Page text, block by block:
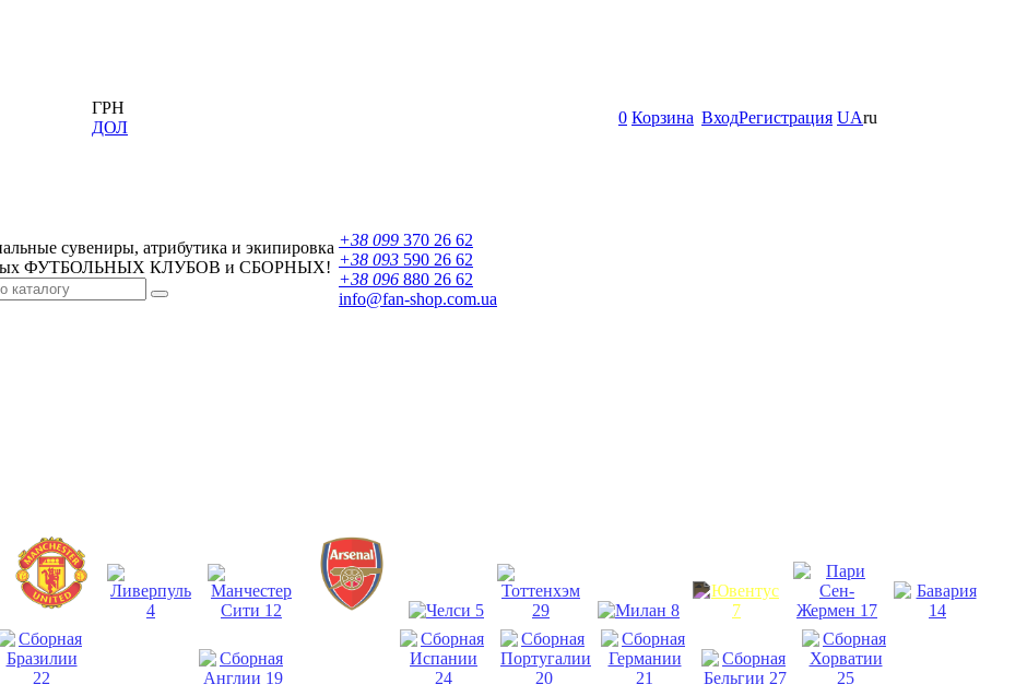
ГРН
ДОЛ
0 Корзина ВходРегистрация UAru
сувениры, атрибутика и экипировка
ФУТБОЛЬНЫХ КЛУБОВ и СБОРНЫХ!
+38 099 370 26 62
+38 093 590 26 62
+38 096 880 26 62
info@fan-shop.com.ua